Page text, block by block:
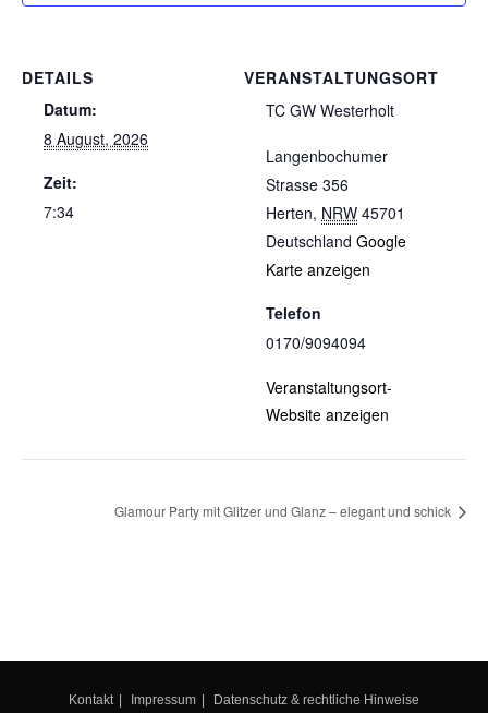
DETAILS
Datum:
8 August, 2026
Zeit:
7:34
VERANSTALTUNGSORT
TC GW Westerholt
Langenbochumer
Strasse 356
Herten, NRW 45701
Deutschland Google
Karte anzeigen
Telefon
0170/9094094
Veranstaltungsort-
Website anzeigen
Glamour Party mit Glitzer und Glanz – elegant und schick
Kontakt Impressum Datenschutz & rechtliche Hinweise